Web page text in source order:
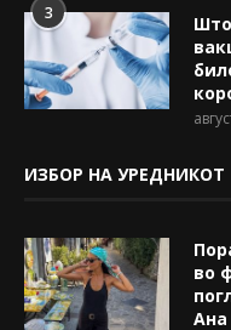
3
ИЗБОР НА УРЕДНИКОТ
во